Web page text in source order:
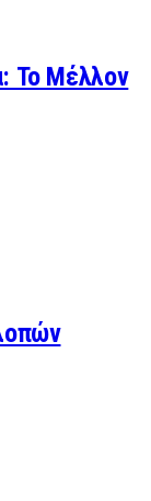
Το Μέλλον